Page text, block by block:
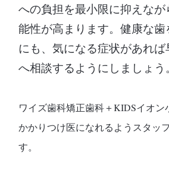
への負担を最小限に抑えな
能性が高まります。健康な
にも、気になる症状があれ
へ相談するようにしましょう。
ワイズ歯科矯正歯科＋KIDSイオン
かかりつけ医になれるようスタッ
す。